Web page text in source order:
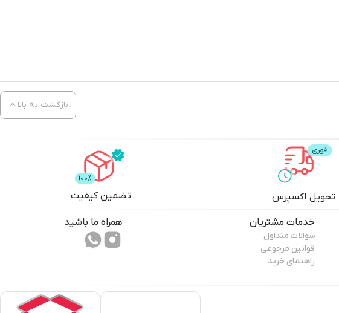
بازگشت به بالا
تحویل اکسپرس تضمین کیفیت
خدمات مشتریان
سوالات متداول
قوانین مرجوعی
راهنمای خرید
همراه ما باشید